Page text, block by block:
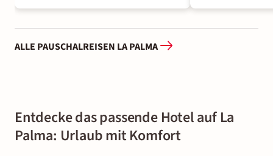
ALLE PAUSCHALREISEN LA PALMA
Entdecke das passende Hotel auf La
Palma: Urlaub mit Komfort